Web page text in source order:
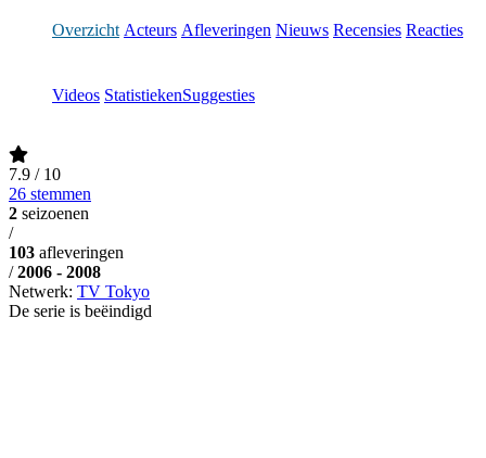
Overzicht Acteurs Afleveringen Nieuws Recensies Reacties
Videos StatistiekenSuggesties
7.9 / 10
26 stemmen
2 seizoenen
/
103 afleveringen
/ 2006 - 2008
Netwerk: TV Tokyo
De serie is beëindigd